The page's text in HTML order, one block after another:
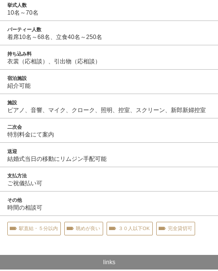
挙式人数
10名～70名
パーティー人数
着席10名～68名、立食40名～250名
持ち込み料
衣裳（応相談）、引出物（応相談）
宿泊施設
紹介可能
施設
ピアノ、音響、マイク、クローク、照明、控室、スクリーン、新郎新婦控室
二次会
特別料金にて案内
送迎
結婚式当日の移動にリムジン手配可能
支払方法
ご祝儀払い可
その他
時間の相談可
駅直結・５分以内 眺めが良い ３０人以下OK 完全貸切可
links